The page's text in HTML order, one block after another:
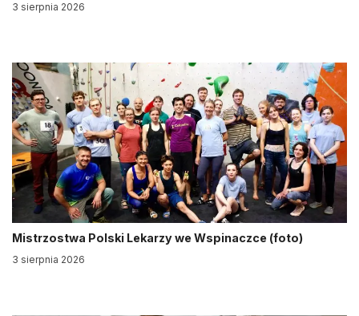
3 sierpnia 2026
Mistrzostwa Polski Lekarzy we Wspinaczce (foto)
3 sierpnia 2026